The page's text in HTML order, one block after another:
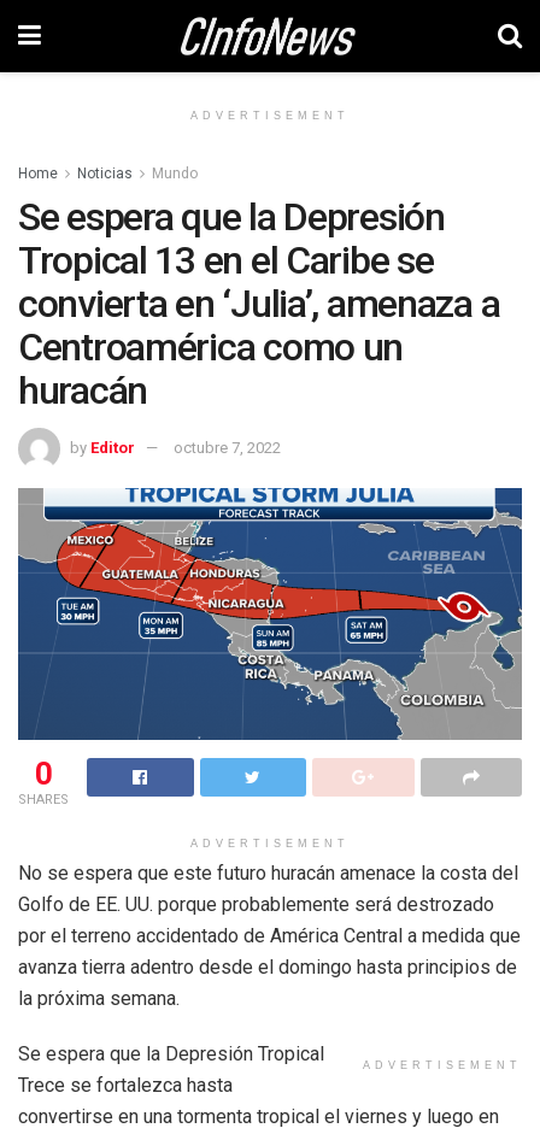
ADVERTISEMENT
Home Noticias Mundo
Se espera que la Depresión
Tropical 13 en el Caribe se
convierta en ‘Julia’, amenaza a
Centroamérica como un
huracán
by Editor octubre 7, 2022
0
SHARES
ADVERTISEMENT
No se espera que este futuro huracán amenace la costa del
Golfo de EE. UU. porque probablemente será destrozado
por el terreno accidentado de América Central a medida que
avanza tierra adentro desde el domingo hasta principios de
la próxima semana.
ADVERTISEMENT
Se espera que la Depresión Tropical
Trece se fortalezca hasta
convertirse en una tormenta tropical el viernes y luego en